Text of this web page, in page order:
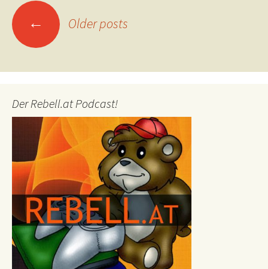
Posts
navigation
← Older posts
Der Rebell.at Podcast!